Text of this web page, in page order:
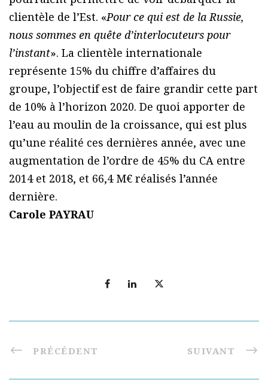
clientèle de l’Est. «Pour ce qui est de la Russie,
nous sommes en quête d’interlocuteurs pour
l’instant». La clientèle internationale
représente 15% du chiffre d’affaires du
groupe, l’objectif est de faire grandir cette part
de 10% à l’horizon 2020. De quoi apporter de
l’eau au moulin de la croissance, qui est plus
qu’une réalité ces dernières année, avec une
augmentation de l’ordre de 45% du CA entre
2014 et 2018, et 66,4 M€ réalisés l’année
dernière.
Carole PAYRAU
PRÉCÉDENT SUIVANT